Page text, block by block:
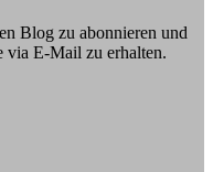
Blog zu abonnieren und
via E-Mail zu erhalten.